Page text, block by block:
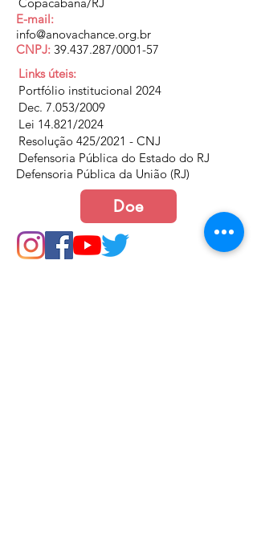
E-mail:
info@anovachance.org.br
CNPJ: 39.437.287/0001-57
Links úteis:
Portfólio institucional 2024
Dec. 7.053/2009
Lei 14.821/2024
Resolução 425/2021 - CNJ
Defensoria Pública do Estado do RJ
Defensoria Pública da União (RJ)
Doe